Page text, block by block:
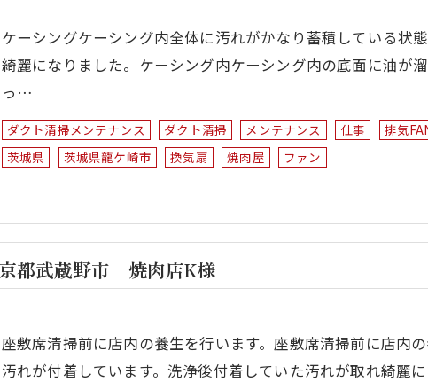
ケーシングケーシング内全体に汚れがかなり蓄積している状
綺麗になりました。ケーシング内ケーシング内の底面に油が
っ…
ダクト清掃メンテナンス ダクト清掃 メンテナンス 仕事
排気
茨城県
茨城県龍ケ崎市 換気扇 焼肉屋 ファン
京都武蔵野市 焼肉店K様
座敷席清掃前に店内の養生を行います。座敷席清掃前に店内
汚れが付着しています。洗浄後付着していた汚れが取れ綺麗